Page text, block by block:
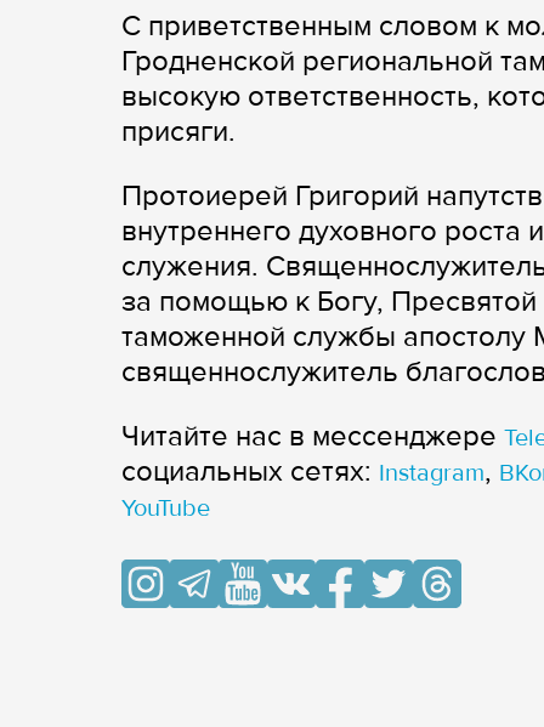
С приветственным словом к
Гродненской региональной
высокую ответственность,
присяги.
Протоиерей Григорий
внутреннего духовного роста
служения.
за помощью к Богу,
таможенной службы апостолу
священнослужитель
Читайте нас в мессенджере
cоциальных сетях: Instagram,
YouTube